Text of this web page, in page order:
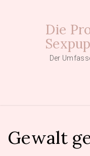
Die
Der
Gewalt